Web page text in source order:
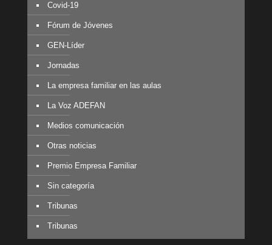
Covid-19
Fórum de Jóvenes
GEN-Líder
Jornadas
La empresa familiar en las aulas
La Voz ADEFAN
Medios comunicación
Otras noticias
Premio Empresa Familiar
Sin categoría
Tribunas
Tribunas